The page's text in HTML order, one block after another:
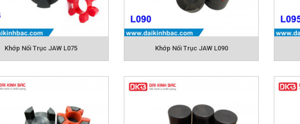
Catalog khớp nối JAW
của khớp nối JAW:
sốc đệm: Khớp nối có đặc điểm của đệm và giảm xóc có khả năng bù đắp trục bù.
thấp khi quay với tốc độ cao
Khớp Nối Trục JAW L075 Khớp Nối Trục JAW L090